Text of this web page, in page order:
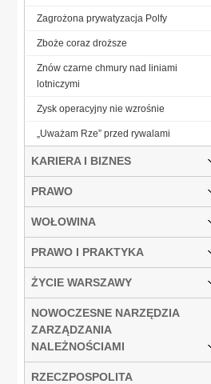
Zagrożona prywatyzacja Polfy
Zboże coraz droższe
Znów czarne chmury nad liniami
lotniczymi
Zysk operacyjny nie wzrośnie
„Uważam Rze” przed rywalami
KARIERA I BIZNES
PRAWO
WOŁOWINA
PRAWO I PRAKTYKA
ŻYCIE WARSZAWY
NOWOCZESNE NARZĘDZIA
ZARZĄDZANIA
NALEŻNOŚCIAMI
RZECZPOSPOLITA